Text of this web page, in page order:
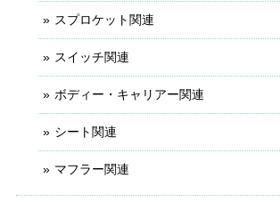
スプロケット関連
スイッチ関連
ボディー・キャリアー関連
シート関連
マフラー関連